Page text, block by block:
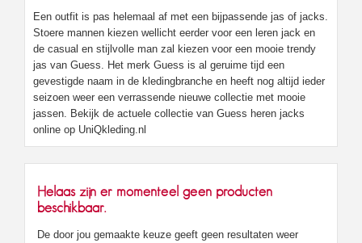
Een outfit is pas helemaal af met een bijpassende jas of jacks.
Stoere mannen kiezen wellicht eerder voor een leren jack en
de casual en stijlvolle man zal kiezen voor een mooie trendy
jas van Guess. Het merk Guess is al geruime tijd een
gevestigde naam in de kledingbranche en heeft nog altijd ieder
seizoen weer een verrassende nieuwe collectie met mooie
jassen. Bekijk de actuele collectie van Guess heren jacks
online op UniQkleding.nl
Helaas zijn er momenteel geen producten
beschikbaar.
De door jou gemaakte keuze geeft geen resultaten weer